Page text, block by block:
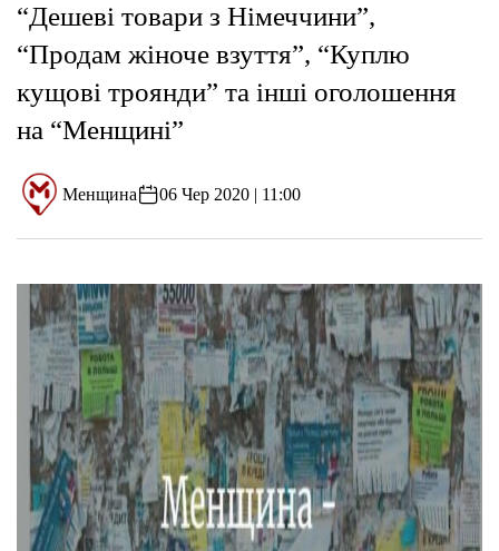
“Дешеві товари з Німеччини”,
“Продам жіноче взуття”, “Куплю
кущові троянди” та інші оголошення
на “Менщині”
Менщина 06 Чер 2020 | 11:00